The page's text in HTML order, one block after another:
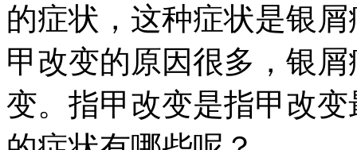
的症状，这种症状是银
甲改变的原因很多，银
变。指甲改变是指甲改